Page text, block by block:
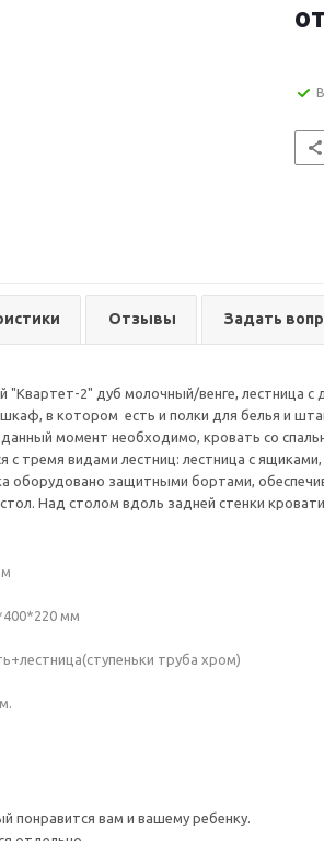
Отзывы Задать
"Квартет-2" дуб молочный/венге, лестница с
в котором есть и полки для белья и
момент необходимо, кровать со
тремя видами лестниц: лестница с
оборудовано защитными бортами,
Над столом вдоль задней стенки
мм
труба хром)
вам и вашему ребенку.